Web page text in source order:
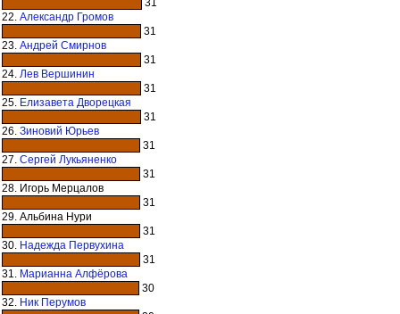
31
22. Александр Громов
31
23. Андрей Смирнов
31
24. Лев Вершинин
31
25. Елизавета Дворецкая
31
26. Зиновий Юрьев
31
27. Сергей Лукьяненко
31
28. Игорь Мерцалов
31
29. Альбина Нури
31
30. Надежда Первухина
31
31. Марианна Алфёрова
30
32. Ник Перумов